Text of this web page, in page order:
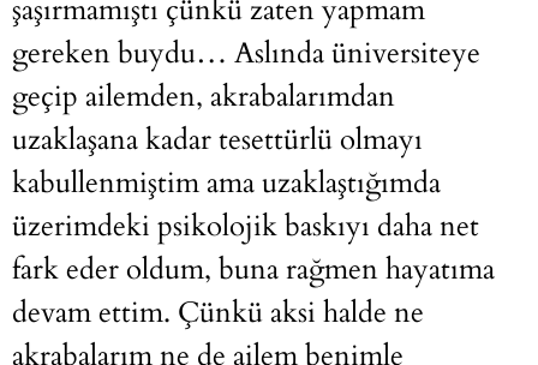
şaşırmamıştı çünkü zaten yapmam
gereken buydu… Aslında üniversiteye
geçip ailemden, akrabalarımdan
uzaklaşana kadar tesettürlü olmayı
kabullenmiştim ama uzaklaştığımda
üzerimdeki psikolojik baskıyı daha net
fark eder oldum, buna rağmen hayatıma
devam ettim. Çünkü aksi halde ne
akrabalarım ne de ailem benimle